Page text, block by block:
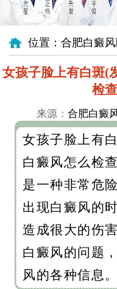
位置：合肥白癜
女孩子脸上有白斑(
检
来源： 合肥白癜
女孩子脸上有
白癜风怎么检
是一种非常危
出现白癜风的
造成很大的伤
白癜风的问题
风的各种信息。